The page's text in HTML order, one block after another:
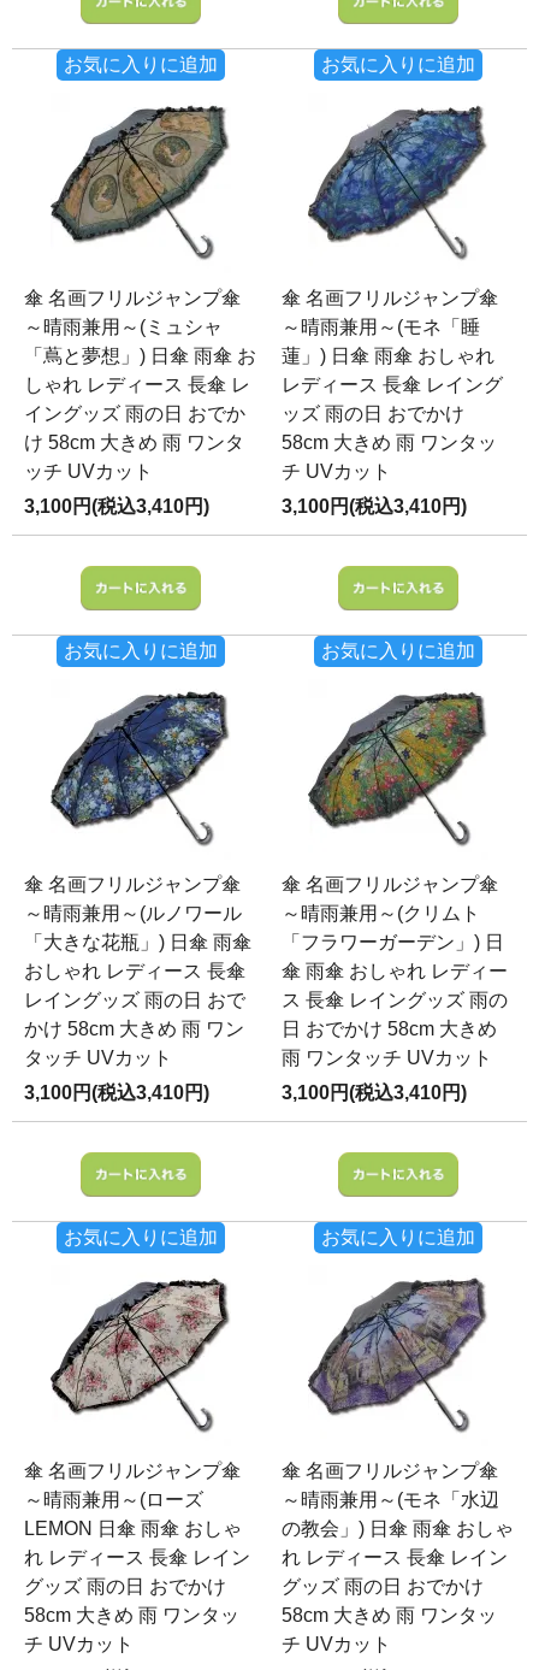
お気に入りに追加 お気に入りに追加
傘 名画フリルジャンプ傘
～晴雨兼用～(ミュシャ
「蔦と夢想」) 日傘 雨傘 お
しゃれ レディース 長傘 レ
イングッズ 雨の日 おでか
け 58cm 大きめ 雨 ワンタ
ッチ UVカット
3,100円(税込3,410円)
お気に入りに追加
傘 名画フリルジャンプ傘
～晴雨兼用～(モネ「睡
蓮」) 日傘 雨傘 おしゃれ
レディース 長傘 レイング
ッズ 雨の日 おでかけ
58cm 大きめ 雨 ワンタッ
チ UVカット
3,100円(税込3,410円)
お気に入りに追加
傘 名画フリルジャンプ傘
～晴雨兼用～(ルノワール
「大きな花瓶」) 日傘 雨傘
おしゃれ レディース 長傘
レイングッズ 雨の日 おで
かけ 58cm 大きめ 雨 ワン
タッチ UVカット
3,100円(税込3,410円)
お気に入りに追加
傘 名画フリルジャンプ傘
～晴雨兼用～(クリムト
「フラワーガーデン」) 日
傘 雨傘 おしゃれ レディー
ス 長傘 レイングッズ 雨の
日 おでかけ 58cm 大きめ
雨 ワンタッチ UVカット
3,100円(税込3,410円)
お気に入りに追加
傘 名画フリルジャンプ傘
～晴雨兼用～(ローズ
LEMON 日傘 雨傘 おしゃ
れ レディース 長傘 レイン
グッズ 雨の日 おでかけ
58cm 大きめ 雨 ワンタッ
チ UVカット
傘 名画フリルジャンプ傘
～晴雨兼用～(モネ「水辺
の教会」) 日傘 雨傘 おしゃ
れ レディース 長傘 レイン
グッズ 雨の日 おでかけ
58cm 大きめ 雨 ワンタッ
チ UVカット